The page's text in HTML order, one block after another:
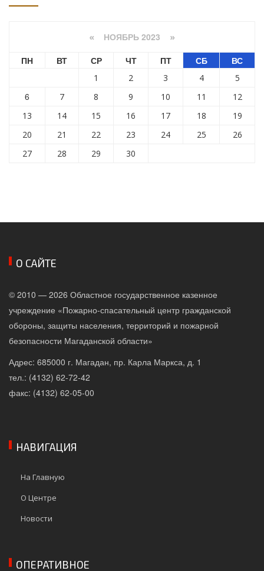
« НОЯБРЬ 2023 »
ПН ВТ СР ЧТ ПТ СБ ВС
1 2 3 4 5
6 7 8 9 10 11
12
13
14 15 16 17 18
19
20
21 22 23 24 25
26
27
28 29 30
О САЙТЕ
© 2010 — 2026 Областное государственное казенное
учреждение «Пожарно-спасательный центр гражданской
обороны, защиты населения, территорий и пожарной
безопасности Магаданской области»
Адрес: 685000 г. Магадан, пр. Карла Маркса, д. 1
тел.: (4132) 62-72-42
факс: (4132) 62-05-00
НАВИГАЦИЯ
На Главную
О Центре
Новости
ОПЕРАТИВНОЕ